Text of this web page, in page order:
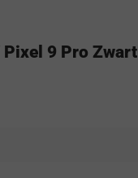
Pixel 9 Pro Zwart